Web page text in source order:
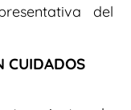
del
CUIDADOS